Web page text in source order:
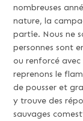
nombreuses
nature, la
partie. Nous ne
personnes sont
ou renforcé
reprenons le
de pousser et
y trouve des
sauvages